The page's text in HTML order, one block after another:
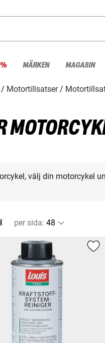
MÄRKEN MAGASIN
Motortillsatser
välj din motorcykel
per sida: